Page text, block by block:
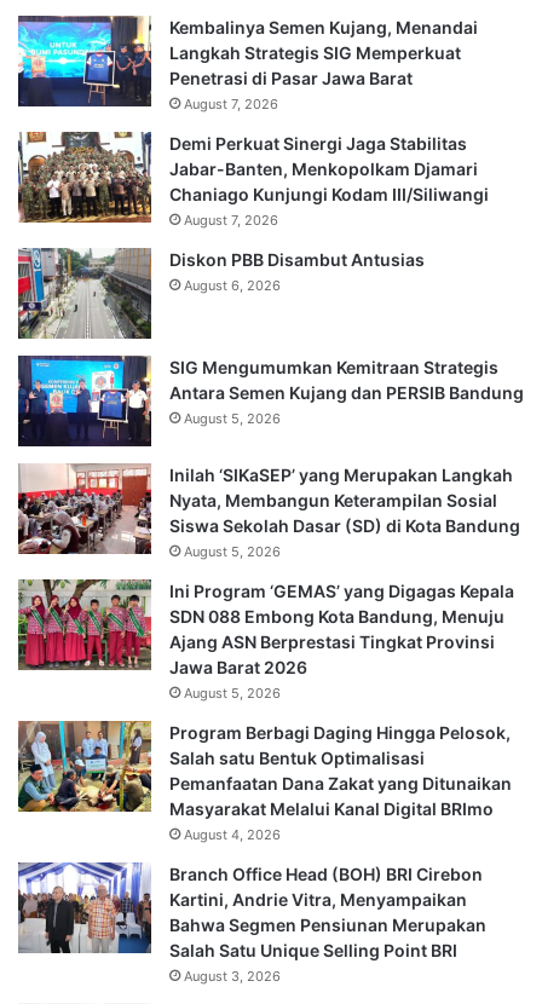
Kembalinya Semen Kujang, Menandai
Langkah Strategis SIG Memperkuat
Penetrasi di Pasar Jawa Barat
August 7, 2026
Demi Perkuat Sinergi Jaga Stabilitas
Jabar-Banten, Menkopolkam Djamari
Chaniago Kunjungi Kodam III/Siliwangi
August 7, 2026
Diskon PBB Disambut Antusias
August 6, 2026
SIG Mengumumkan Kemitraan Strategis
Antara Semen Kujang dan PERSIB Bandung
August 5, 2026
Inilah ‘SIKaSEP’ yang Merupakan Langkah
Nyata, Membangun Keterampilan Sosial
Siswa Sekolah Dasar (SD) di Kota Bandung
August 5, 2026
Ini Program ‘GEMAS’ yang Digagas Kepala
SDN 088 Embong Kota Bandung, Menuju
Ajang ASN Berprestasi Tingkat Provinsi
Jawa Barat 2026
August 5, 2026
Program Berbagi Daging Hingga Pelosok,
Salah satu Bentuk Optimalisasi
Pemanfaatan Dana Zakat yang Ditunaikan
Masyarakat Melalui Kanal Digital BRImo
August 4, 2026
Branch Office Head (BOH) BRI Cirebon
Kartini, Andrie Vitra, Menyampaikan
Bahwa Segmen Pensiunan Merupakan
Salah Satu Unique Selling Point BRI
August 3, 2026